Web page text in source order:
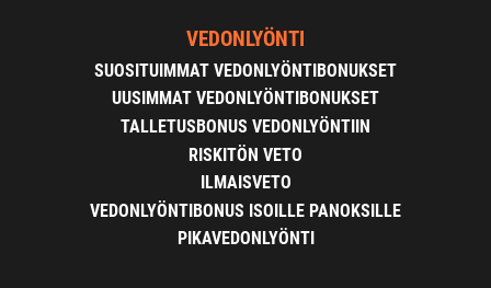
VEDONLYÖNTI
SUOSITUIMMAT VEDONLYÖNTIBONUKSET
UUSIMMAT VEDONLYÖNTIBONUKSET
TALLETUSBONUS VEDONLYÖNTIIN
RISKITÖN VETO
ILMAISVETO
VEDONLYÖNTIBONUS ISOILLE PANOKSILLE
PIKAVEDONLYÖNTI